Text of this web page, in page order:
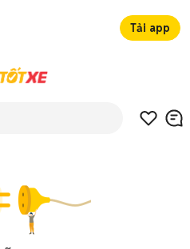
Tải app